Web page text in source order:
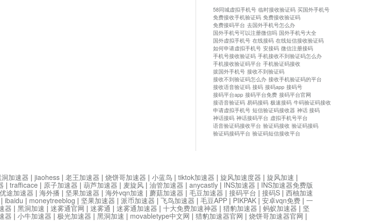
58同城虚拟手机号 临时接收验证码 买国外手机号
免费接收手机验证码 免费接收验证码
免费接码平台 去国外手机号怎么办
国外手机号可以注册微信吗 国外手机号大全
国外虚拟手机号 在线接码 在线短信接收验证码
如何申请虚拟手机号 安接码 微信注册接码
手机号接收验证码 手机接收不到验证码怎么办
手机接收验证码平台 手机验证码接收
拔国外手机号 接收不到验证码
接收不到验证码怎么办 接收手机验证码的平台
接收语音验证码 接码 接码app 接码号
接码平台app 接码平台免费 接码平台官网
接语音验证码 易码接码 极速接码 牛码验证码接收
申请虚拟手机号 短信验证码接收器 神话 接码
神话接码 神话接码平台 虚拟手机号平台
语音验证码接收平台 验证码接收 验证码接码
验证码接码平台 验证码短信接收平台
加速器 | jiaohess | 老王加速器 | 烧饼哥加速器 | 小蓝鸟 | tiktok加速器 | 旋风加速度器 | 旋风加速 |
| trafficace | 原子加速器 | 葫芦加速器 | 麦旋风 | 油管加速器 | anycastly | INS加速器 | INS加速器免费版
优途加速器 | 海外播 | 坚果加速器 | 海外vqn加速 | 蘑菇加速器 | 毛豆加速器 | 接码平台 | 接码S | 西柚加速
| ibaidu | moneytreeblog | 坚果加速器 | 派币加速器 | 飞鸟加速器 | 毛豆APP | PIKPAK | 安卓vqn免费 | 一
器 | 黑洞加速 | 迷雾通官网 | 迷雾通 | 迷雾通加速器 | 十大免费加速神器 | 猎豹加速器 | 蚂蚁加速器 | 坚
器 | 小牛加速器 | 极光加速器 | 黑洞加速 | movabletype中文网 | 猎豹加速器官网 | 烧饼哥加速器官网 |